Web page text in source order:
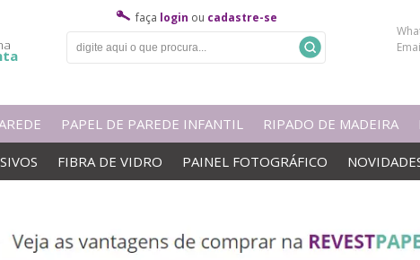
faça login ou cadastre-se
PAPEL DE PAREDE INFANTIL RIPADO DE MADEIRA
FIBRA DE VIDRO PAINEL FOTOGRÁFICO